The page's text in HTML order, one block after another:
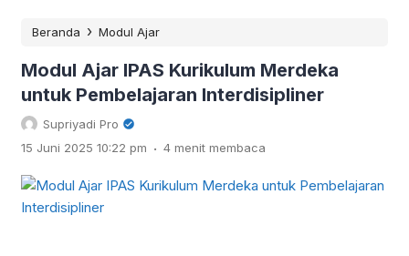
Beranda › Modul Ajar
Modul Ajar IPAS Kurikulum Merdeka
untuk Pembelajaran Interdisipliner
Supriyadi Pro
15 Juni 2025 10:22 pm . 4 menit membaca